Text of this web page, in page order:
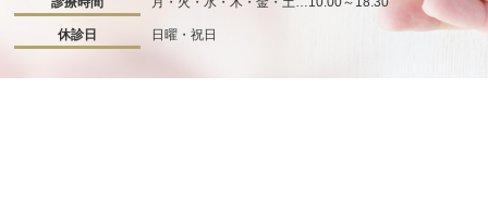
休診日 日曜・祝日